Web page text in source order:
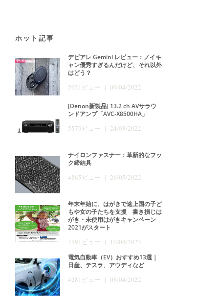
ホット記事
デビアレ Gemini レビュー：ノイキ
ャン優秀すぎるんだけど、それ以外
はどう？
5951ビュー | 09/04/2022
[Denon新製品] 13.2 ch AVサラウ
ンドアンプ「AVC-X8500HA」
5579ビュー | 24/03/2022
ナイロンファスナー：革新的なフッ
ク締結具
4865ビュー | 26/05/2022
年末年始に、はがきで途上国の子ど
もや女の子たちを支援 書き損じは
がき・未使用はがきキャンペーン
2021がスタート
4591ビュー | 10/04/2023
電気自動車（EV）おすすめ13選｜
日産、テスラ、アウディなど
4281ビュー | 08/04/2022